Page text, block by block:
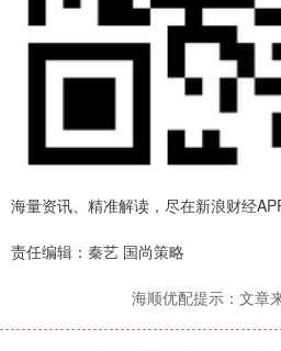
海量资讯、精准解读，尽在新浪财经
责任编辑：秦艺 国尚策略
海顺优配提示：文章